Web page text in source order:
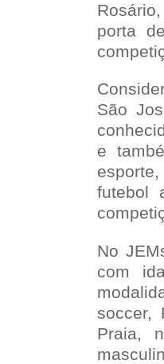
porta
São
e
futebol
No
com
soccer,
Praia,